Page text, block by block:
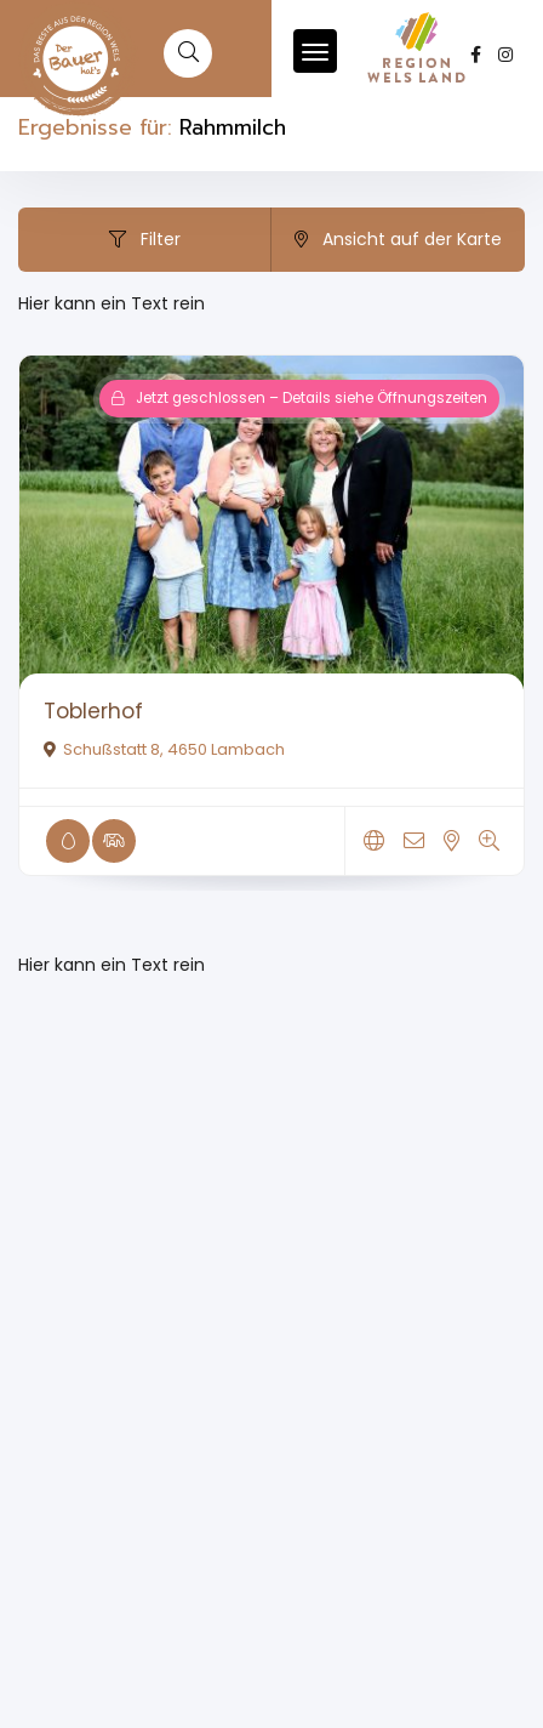
Ergebnisse für: Rahmmilch
Filter Ansicht auf der Karte
Hier kann ein Text rein
Jetzt geschlossen – Details siehe Öffnungszeiten
Toblerhof
Schußstatt 8, 4650 Lambach
Hier kann ein Text rein